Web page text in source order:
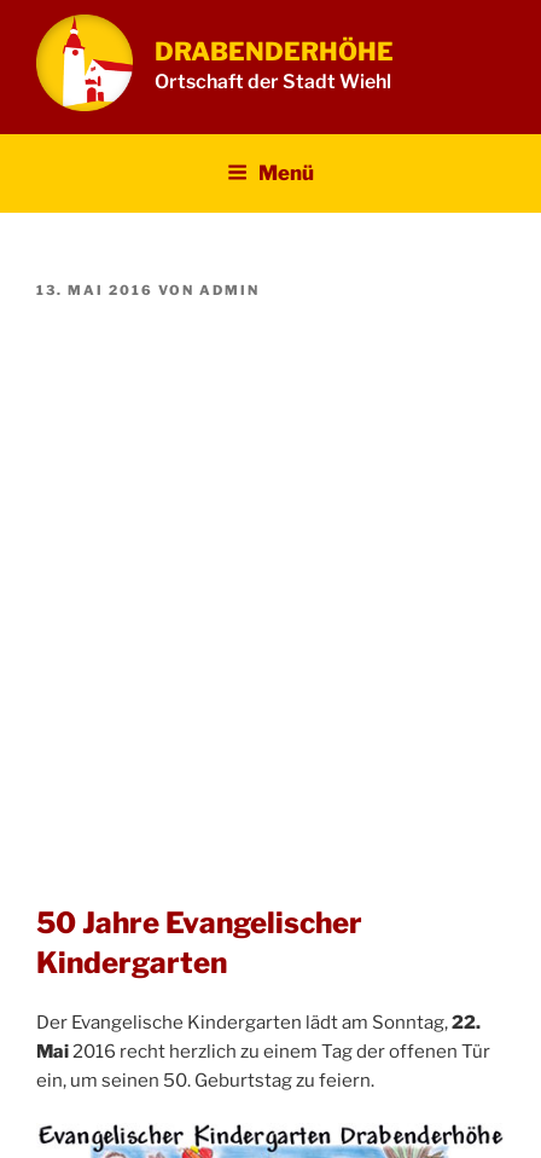
Inhalt
springen
DRABENDERHÖHE
Ortschaft der Stadt Wiehl
Menü
VERÖFFENTLICHT
13. MAI 2016 VON ADMIN
50 Jahre Evangelischer
Kindergarten
Der Evangelische Kindergarten lädt am Sonntag,22.
Mai2016 recht herzlich zu einem Tag der offenen Tür
ein, um seinen 50. Geburtstag zu feiern.